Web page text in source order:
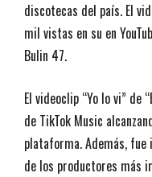
discotecas del país. El
mil vistas en su en
Bulin 47.
El videoclip “Yo lo vi” de
de TikTok Music
plataforma. Además, fue
de los productores más